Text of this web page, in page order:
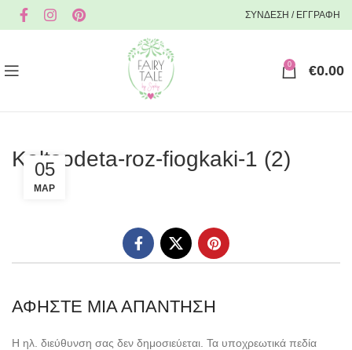
ΣΥΝΔΕΣΗ / ΕΓΓΡΑΦΗ
0 €0.00
Kaltsodeta-roz-fiogkaki-1 (2)
05
ΜΑΡ
ΑΦΉΣΤΕ ΜΙΑ ΑΠΆΝΤΗΣΗ
Η ηλ. διεύθυνση σας δεν δημοσιεύεται. Τα υποχρεωτικά πεδία